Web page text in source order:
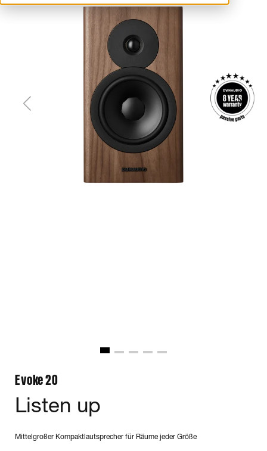
Evoke 20
Listen up
Mittelgroßer Kompaktlautsprecher für Räume jeder Größe